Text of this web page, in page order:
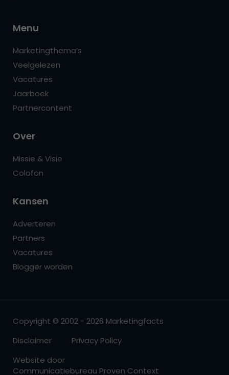
Menu
Marketingthema’s
Veelgelezen
Vacatures
Jaarboek
Partnercontent
Over
Missie & Visie
Colofon
Kansen
Adverteren
Partners
Vacatures
Blogger worden
Copyright © 2002 - 2026 Marketingfacts
Disclaimer
Privacy Policy
Website door
Communicatiebureau Proven Context